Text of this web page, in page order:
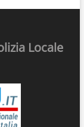
Locale